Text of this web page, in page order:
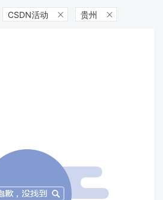
CSDN活动  贵州 